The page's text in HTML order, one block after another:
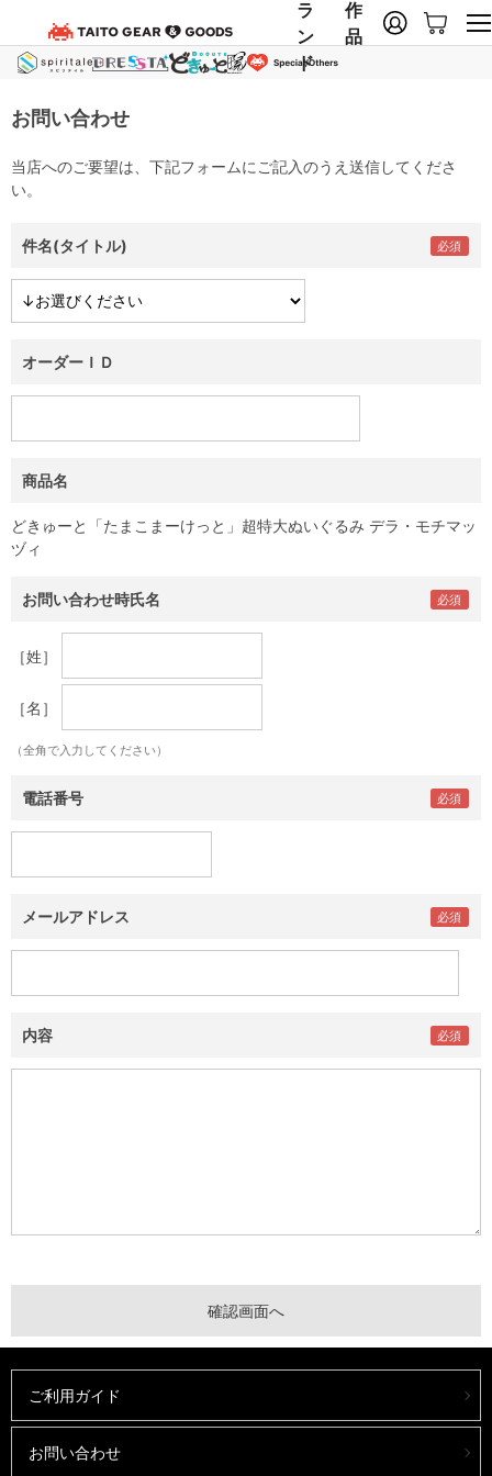
ラ
ン
ド
作
品
お問い合わせ
当店へのご要望は、下記フォームにご記入のうえ送信してくださ
い。
件名(タイトル)
オーダーＩＤ
商品名
どきゅーと「たまこまーけっと」超特大ぬいぐるみ デラ・モチマッ
ヅィ
お問い合わせ時氏名
［姓］
［名］
（全角で入力してください）
電話番号
メールアドレス
内容
ご利用ガイド
お問い合わせ